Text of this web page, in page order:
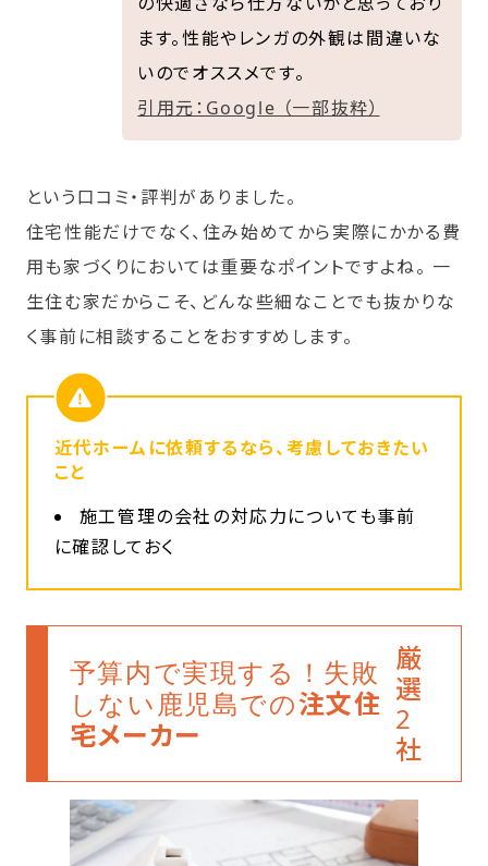
ます。性能やレンガの外観は間違いな
いのでオススメです。
引用元：Google （一部抜粋）
という口コミ・評判がありました。
住宅性能だけでなく、住み始めてから実際にかかる費
用も家づくりにおいては重要なポイントですよね。 一
生住む家だからこそ、どんな些細なことでも抜かりな
く事前に相談することをおすすめします。
近代ホーム に依頼するなら、考慮しておきたい
こと
施工管理の会社の対応力についても事前
に確認しておく
予算内で実現する！失敗
しない鹿児島での注文住
宅メーカー
厳
選
2
社